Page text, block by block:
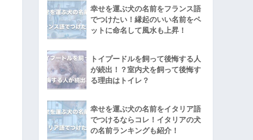
幸せを運ぶ犬の名前をフランス語
でつけたい！縁起のいい名前をペ
ットに命名して風水も上昇！
トイプードルを飼って後悔する人
が続出！？室内犬を飼って後悔す
る理由はトイレ？
幸せを運ぶ犬の名前をイタリア語
でつけるならコレ！イタリアの犬
の名前ランキングも紹介！